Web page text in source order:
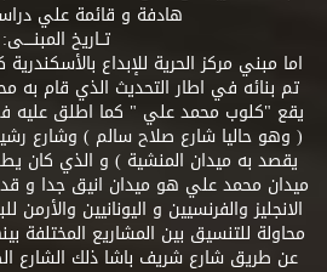
هادفة و قائمة علي
تــاريخ المبنــــى:
اما مبني مركز الحرية للإبداع
تم بنائه في اطار التحديث الذي قام
يقع "كلوب محمد علي " كما اطلق عليه
( وهو حاليا شارع صلاح سالم ) وشارع
يقصد به ميدان المنشية ) و الذي كان
ميدان محمد علي هو ميدان انيق جدا
الانجليز والفرنسيين و اليونانيين
محاولة للتنسيق بين المشاريع المختلفة
عن طريق شارع شريف باشا ذلك الشارع